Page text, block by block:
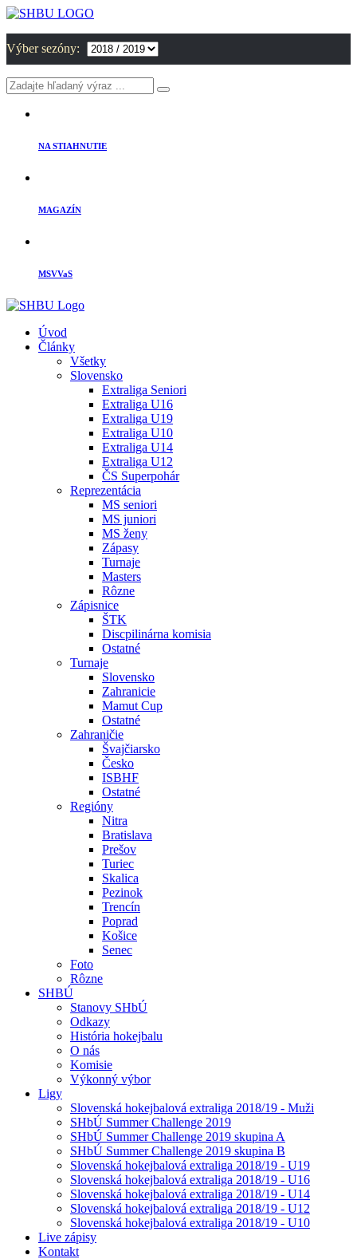
Výber sezóny:
NA STIAHNUTIE
MAGAZÍN
MSVVaS
Úvod
Články
Všetky
Slovensko
Extraliga Seniori
Extraliga U16
Extraliga U19
Extraliga U10
Extraliga U14
Extraliga U12
ČS Superpohár
Reprezentácia
MS seniori
MS juniori
MS ženy
Zápasy
Turnaje
Masters
Rôzne
Zápisnice
ŠTK
Discpilinárna komisia
Ostatné
Turnaje
Slovensko
Zahranicie
Mamut Cup
Ostatné
Zahraničie
Švajčiarsko
Česko
ISBHF
Ostatné
Regióny
Nitra
Bratislava
Prešov
Turiec
Skalica
Pezinok
Trencín
Poprad
Košice
Senec
Foto
Rôzne
SHBÚ
Stanovy SHbÚ
Odkazy
História hokejbalu
O nás
Komisie
Výkonný výbor
Ligy
Slovenská hokejbalová extraliga 2018/19 - Muži
SHbÚ Summer Challenge 2019
SHbÚ Summer Challenge 2019 skupina A
SHbÚ Summer Challenge 2019 skupina B
Slovenská hokejbalová extraliga 2018/19 - U19
Slovenská hokejbalová extraliga 2018/19 - U16
Slovenská hokejbalová extraliga 2018/19 - U14
Slovenská hokejbalová extraliga 2018/19 - U12
Slovenská hokejbalová extraliga 2018/19 - U10
Live zápisy
Kontakt